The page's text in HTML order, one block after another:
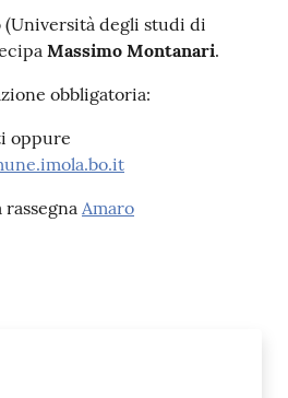
(Università degli studi di
Massimo Montanari.
obbligatoria:
oppure
Amaro